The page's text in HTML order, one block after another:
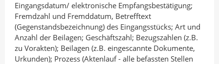
Eingangsdatum/ elektronische Empfangsbestätigung;
Fremdzahl und Fremddatum, Betrefftext
(Gegenstandsbezeichnung) des Eingangsstücks; Art und
Anzahl der Beilagen; Geschäftszahl; Bezugszahlen (z.B.
zu Vorakten); Beilagen (z.B. eingescannte Dokumente,
Urkunden); Prozess (Aktenlauf - alle befassten Stellen